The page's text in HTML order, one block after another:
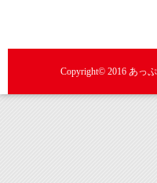
Copyright© 2016 あっ